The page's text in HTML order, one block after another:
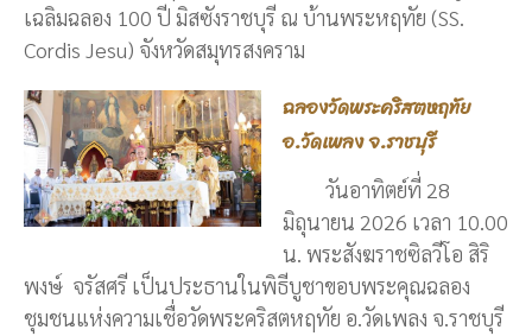
เฉลิมฉลอง 100 ปี มิสซังราชบุรี ณ บ้านพระหฤทัย (SS.
Cordis Jesu) จังหวัดสมุทรสงคราม
ฉลองวัดพระคริสตหฤทัย
อ.วัดเพลง จ.ราชบุรี
วันอาทิตย์ที่ 28
มิถุนายน 2026 เวลา 10.00
น. พระสังฆราชซิลวีโอ สิริ
พงษ์ จรัสศรี เป็นประธานในพิธีบูชาขอบพระคุณฉลอง
ชุมชนแห่งความเชื่อวัดพระคริสตหฤทัย อ.วัดเพลง จ.ราชบุรี